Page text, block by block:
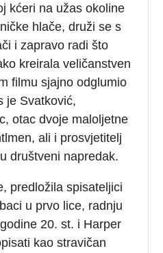
kćeri na užas okoline
hlače, druži se s
i zapravo radi što
kreirala veličanstven
filmu sjajno odglumio
je Svatković,
otac dvoje maloljetne
ali i prosvjetitelj
društveni napredak.
predložila spisateljici
u prvo lice, radnju
20. st. i Harper
kao stravičan